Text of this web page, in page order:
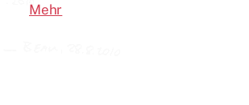
Mehr